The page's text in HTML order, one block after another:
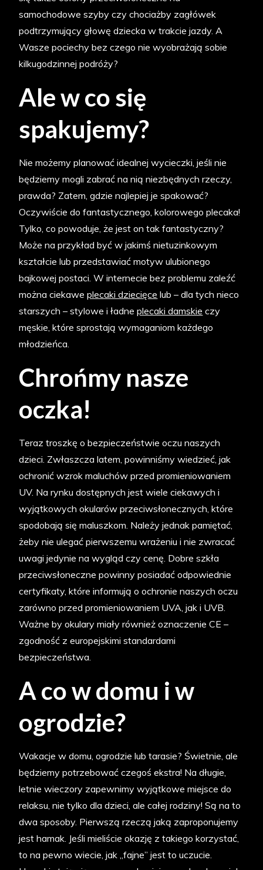
samochodowe szyby czy chociażby zagłówek
podtrzymujący głowę dziecka w trakcie jazdy. A
Wasze pociechy bez czego nie wyobrażają sobie
kilkugodzinnej podróży?
Ale w co się
spakujemy?
Nie możemy planować idealnej wycieczki, jeśli nie
będziemy mogli zabrać na nią niezbędnych rzeczy,
prawda? Zatem, gdzie najlepiej je spakować?
Oczywiście do fantastycznego, kolorowego plecaka!
Tylko, co powoduje, że jest on tak fantastyczny?
Może na przykład być w jakimś nietuzinkowym
kształcie lub przedstawiać motyw ulubionego
bajkowej postaci. W internecie bez problemu zaleźć
można ciekaweplecaki dziecięce lub – dla tych nieco
starszych – stylowe i ładneplecaki damskie czy
męskie, które sprostają wymaganiom każdego
młodzieńca.
Chrońmy nasze
oczka!
Teraz troszkę o bezpieczeństwie oczu naszych
dzieci. Zwłaszcza latem, powinniśmy wiedzieć, jak
ochronić wzrok maluchów przed promieniowaniem
UV. Na rynku dostępnych jest wiele ciekawych i
wyjątkowych okularów przeciwsłonecznych, które
spodobają się maluszkom. Należy jednak pamiętać,
żeby nie ulegać pierwszemu wrażeniu i nie zwracać
uwagi jedynie na wygląd czy cenę. Dobre szkła
przeciwsłoneczne powinny posiadać odpowiednie
certyfikaty, które informują o ochronie naszych oczu
zarówno przed promieniowaniem UVA, jak i UVB.
Ważne by okulary miały również oznaczenie CE –
zgodność z europejskimi standardami
bezpieczeństwa.
A co w domu i w
ogrodzie?
Wakacje w domu, ogrodzie lub tarasie? Świetnie, ale
będziemy potrzebować czegoś ekstra! Na długie,
letnie wieczory zapewnimy wyjątkowe miejsce do
relaksu, nie tylko dla dzieci, ale całej rodziny! Są na to
dwa sposoby. Pierwszą rzeczą jaką zaproponujemy
jest hamak. Jeśli mieliście okazję z takiego korzystać,
to na pewno wiecie, jak „fajne” jest to uczucie.